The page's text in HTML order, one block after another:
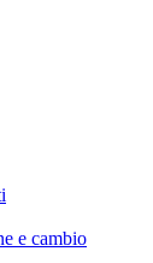
e cambio